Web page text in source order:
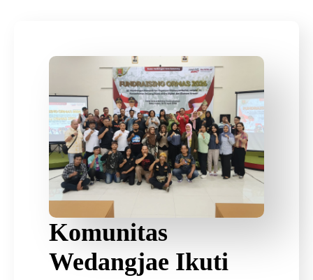
Komunitas
Wedangjae Ikuti